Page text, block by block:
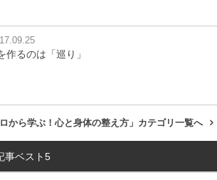
作るのは「巡り」
から学ぶ！心と身体の整え方」カテゴリ一覧へ
事ベスト5